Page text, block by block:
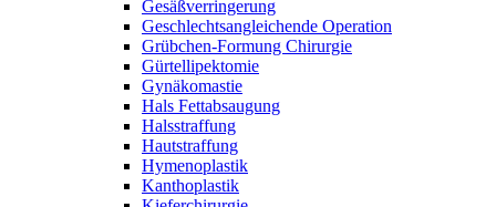
Gesäßverringerung
Geschlechtsangleichende Operation
Grübchen-Formung Chirurgie
Gürtellipektomie
Gynäkomastie
Hals Fettabsaugung
Halsstraffung
Hautstraffung
Hymenoplastik
Kanthoplastik